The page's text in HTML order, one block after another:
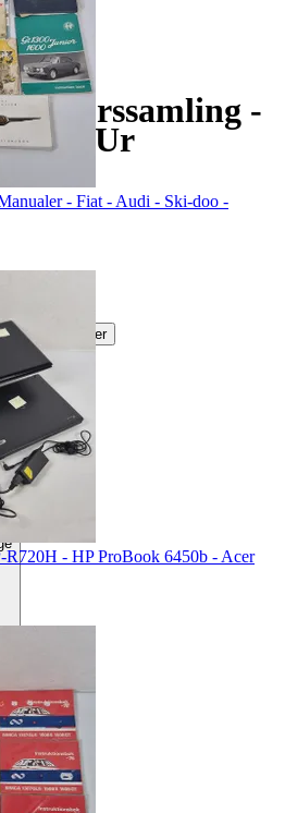
-
- Ur
Läs mer
- Fiat - Audi - Ski-doo -
R720H - HP ProBook 6450b - Acer